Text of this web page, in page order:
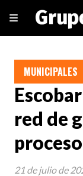
red de
MUNICIPALES
21 de julio de